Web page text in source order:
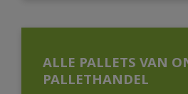
ALLE PALLETS VAN
PALLETHANDEL